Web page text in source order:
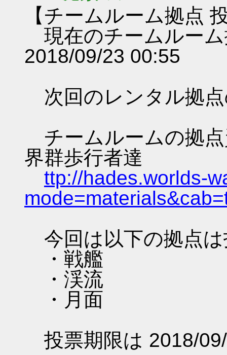
【チームルーム拠点
現在のチームルー
2018/09/23 00:55
次回のレンタル拠
チームルームの拠
界群歩行者達
ttp://hades.worlds-
今回は以下の拠点
・戦艦
・渓流
・月面
投票期限は 2018/